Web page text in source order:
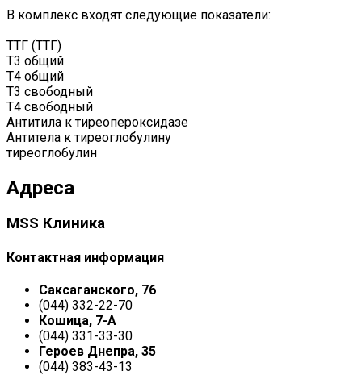
В комплекс входят следующие показатели:
ТТГ (ТТГ)
Т3 общий
Т4 общий
Т3 свободный
Т4 свободный
Aнтитила к тиреопероксидазе
Антитела к тиреоглобулину
тиреоглобулин
Адреса
MSS Клиника
Контактная информация
Саксаганского, 76
(044) 332-22-70
Кошица, 7-А
(044) 331-33-30
Героев Днепра, 35
(044) 383-43-13